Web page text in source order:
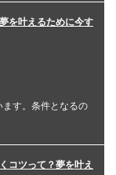
を叶えるために今す
す。条件となるの
コツって？夢を叶え